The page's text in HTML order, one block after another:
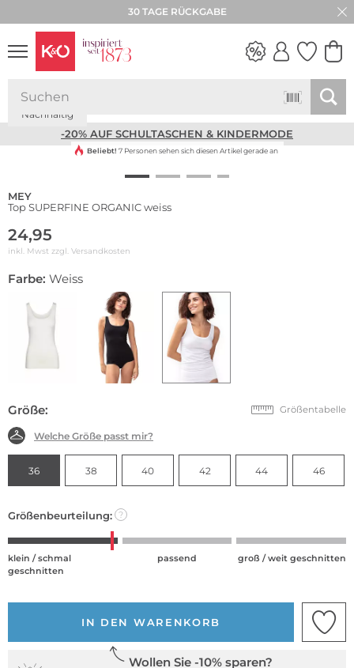
30 TAGE RÜCKGABE
NEW IN
-20% AUF SCHULTASCHEN & KINDERMODE
Nachhaltig
Beliebt! 7 Personen sehen sich diesen Artikel gerade an
MEY
Top SUPERFINE ORGANIC weiss
24,95
inkl. Mwst zzgl. Versandkosten
Farbe: Weiss
Größe: Größentabelle
Welche Größe passt mir?
36 38 40 42 44 46
Größenbeurteilung: ?
klein / schmal
geschnitten
passend groß / weit geschnitten
IN DEN WARENKORB
Wollen Sie -10% sparen?